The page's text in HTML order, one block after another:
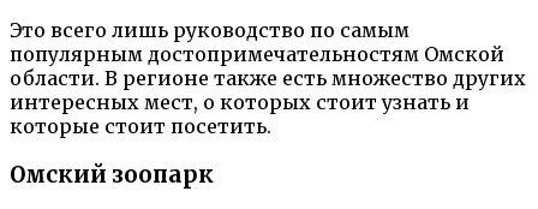
Это всего лишь руководство по самым
популярным достопримечательностям Омской
области. В регионе также есть множество других
интересных мест, о которых стоит узнать и
которые стоит посетить.
Омский зоопарк